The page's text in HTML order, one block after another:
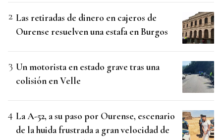
Las retiradas de dinero en cajeros de
Ourense resuelven una estafa en Burgos
Un motorista en estado grave tras una
colisión en Velle
La A-52, a su paso por Ourense, escenario
de la huida frustrada a gran velocidad de